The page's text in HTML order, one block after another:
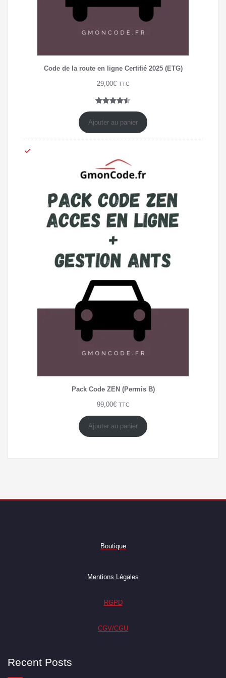
Code de la route en ligne Certifié 2025 (ETG)
29,00€ TTC
sur 5
client
Ajouter au panier
Pack Code ZEN (Permis B)
99,00€ TTC
Ajouter au panier
Boutique
Mentions Légales
RGPD
CGV/CGU
Recent Posts